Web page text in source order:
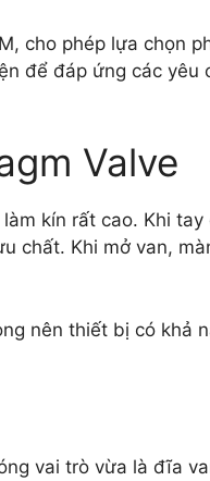
cho phép lựa chọn
để đáp ứng các
Valve
kín rất cao. Khi
chất. Khi mở van,
nên thiết bị có khả
vai trò vừa là đĩa